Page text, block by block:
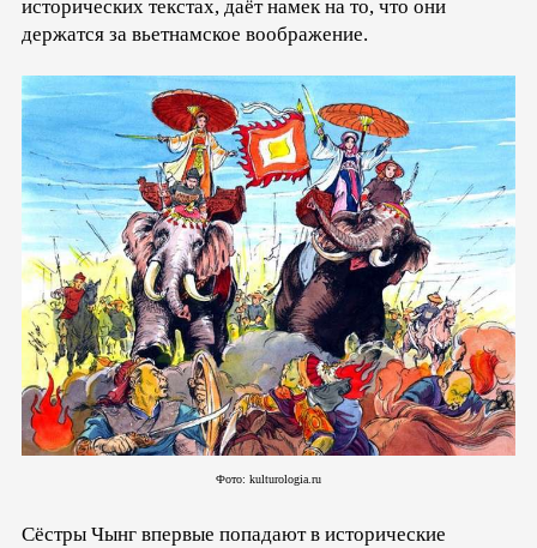
исторических текстах, даёт намек на то, что они
держатся за вьетнамское воображение.
Фото: kulturologia.ru
Сёстры Чынг впервые попадают в исторические